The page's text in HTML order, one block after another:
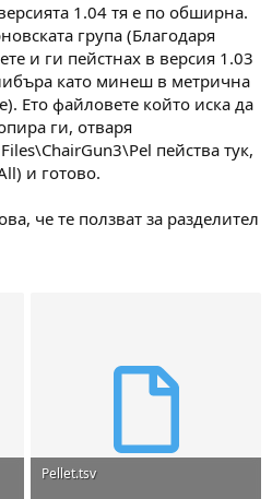
1.04 тя е по обширна.
група (Благодаря
и ги пейстнах в версия 1.03
като минеш в метрична
Ето файловете който иска да
ги, отваря
пейства тук,
и готово.
че те ползват за разделител
Pellet.tsv